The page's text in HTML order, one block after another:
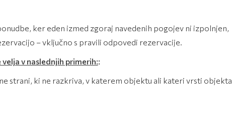
ker eden izmed zgoraj navedenih pogojev ni izpolnjen,
– vključno s pravili odpovedi rezervacije.
velja v naslednjih primerih::
strani, ki ne razkriva, v katerem objektu ali kateri vrsti objekta